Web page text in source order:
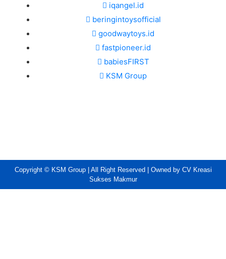
iqangel.id
beringintoysofficial
goodwaytoys.id
fastpioneer.id
babiesFIRST
KSM Group
Copyright © KSM Group | All Right Reserved | Owned by CV Kreasi
Sukses Makmur